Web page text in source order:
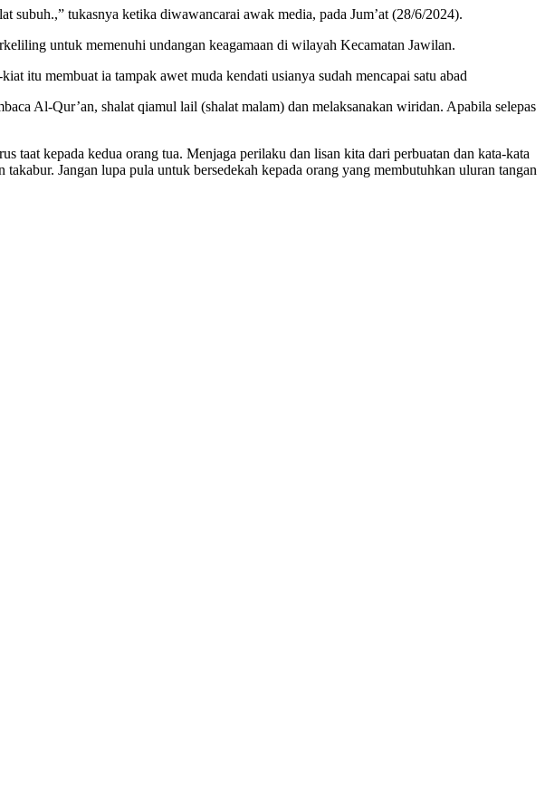
subuh.,” tukasnya ketika diwawancarai awak media, pada Jum’at (28/6/2024).
untuk memenuhi undangan keagamaan di wilayah Kecamatan Jawilan.
itu membuat ia tampak awet muda kendati usianya sudah mencapai satu abad
Al-Qur’an, shalat qiamul lail (shalat malam) dan melaksanakan wiridan. Apabila selepas
kepada kedua orang tua. Menjaga perilaku dan lisan kita dari perbuatan dan kata-kata
Jangan lupa pula untuk bersedekah kepada orang yang membutuhkan uluran tangan